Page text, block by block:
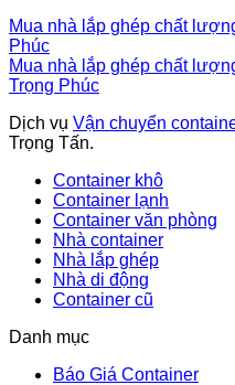
Mua nhà lắp ghép chất
Phúc
Mua nhà lắp ghép chất
Trọng Phúc
Dịch vụ Vận chuyển
Trọng Tấn.
Container khô
Container lạnh
Container văn phòng
Nhà container
Nhà lắp ghép
Nhà di động
Container cũ
Danh mục
Báo Giá Container